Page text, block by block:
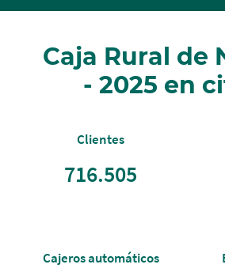
Caja Rural de
- 2025 en
Clientes
716.505
Cajeros automáticos